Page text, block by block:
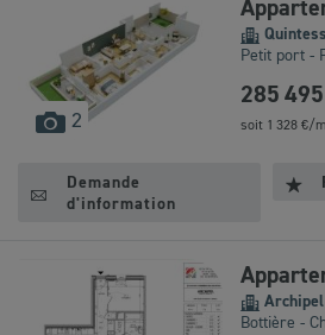
2 images
Petit port -
285
soit 1 328€/
Demande
d'information
Archipel
Bottière -